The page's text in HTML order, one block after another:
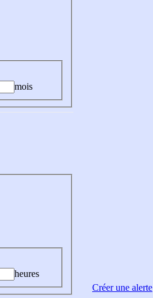
mois
heures
Créer une alerte